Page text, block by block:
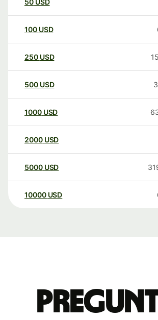
50 USD
100 USD
250 USD
500 USD
1000 USD
2000 USD
5000 USD
10000 USD